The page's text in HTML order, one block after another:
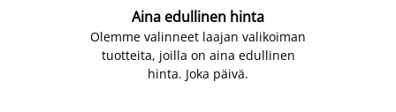
Aina edullinen hinta
Olemme valinneet laajan valikoiman
tuotteita, joilla on aina edullinen
hinta. Joka päivä.